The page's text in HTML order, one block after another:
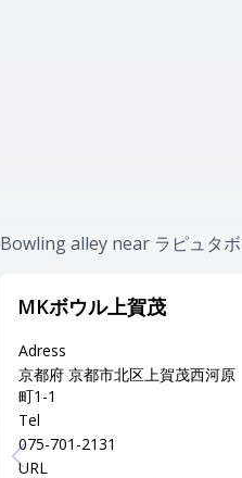
Bowling alley near ラピュタ
MKボウル上賀茂
Adress
京都府 京都市北区上賀茂西河原
町1-1
Tel
075-701-2131
URL